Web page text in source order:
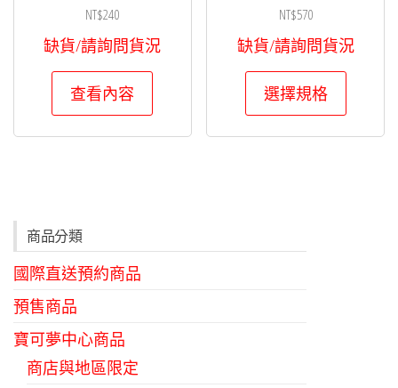
NT$240
缺貨/請詢問貨況
查看內容
NT$570
缺貨/請詢問貨況
選擇規格
此
商品分類
國際直送預約商品
預售商品
寶可夢中心商品
商店與地區限定